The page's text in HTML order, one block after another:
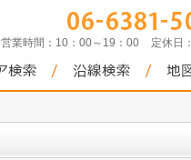
営業時間： 10：00～19：00 定休日：